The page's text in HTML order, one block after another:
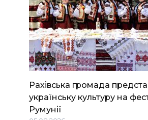
Рахівська громада
українську культуру на
Румунії